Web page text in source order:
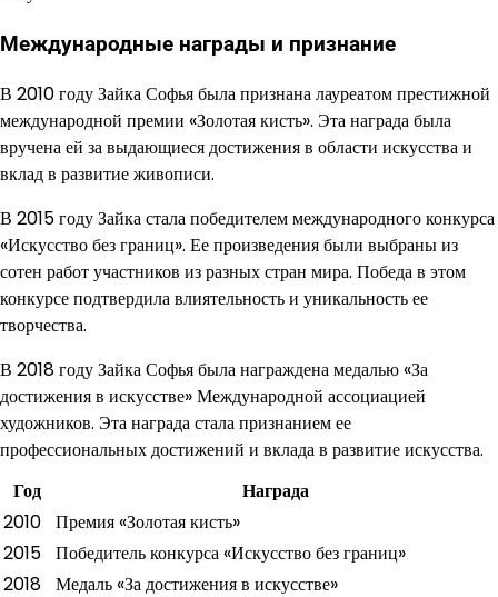
Международные награды и признание
В 2010 году Зайка Софья была признана лауреатом престижной
международной премии «Золотая кисть». Эта награда была
вручена ей за выдающиеся достижения в области искусства и
вклад в развитие живописи.
В 2015 году Зайка стала победителем международного конкурса
«Искусство без границ». Ее произведения были выбраны из
сотен работ участников из разных стран мира. Победа в этом
конкурсе подтвердила влиятельность и уникальность ее
творчества.
В 2018 году Зайка Софья была награждена медалью «За
достижения в искусстве» Международной ассоциацией
художников. Эта награда стала признанием ее
профессиональных достижений и вклада в развитие искусства.
Год
Награда
2010 Премия «Золотая кисть»
2015 Победитель конкурса «Искусство без границ»
2018 Медаль «За достижения в искусстве»